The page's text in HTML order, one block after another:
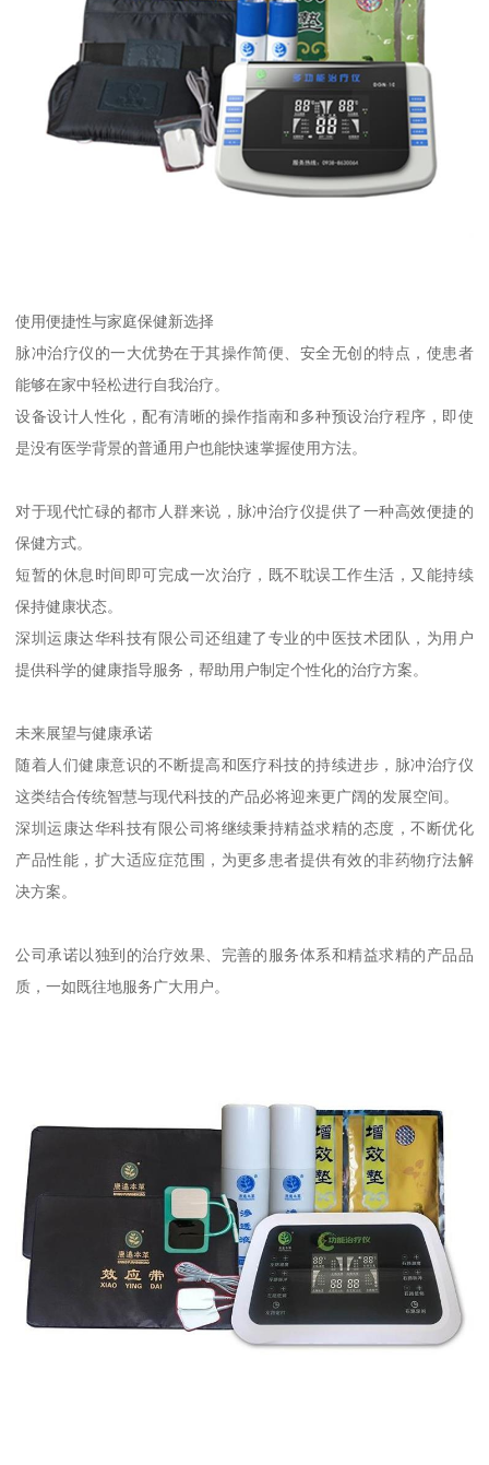
使用便捷性与家庭保健新选择
脉冲治疗仪的一大优势在于其操作简便、安全无创的特点，使患者
能够在家中轻松进行自我治疗。
设备设计人性化，配有清晰的操作指南和多种预设治疗程序，即使
是没有医学背景的普通用户也能快速掌握使用方法。
对于现代忙碌的都市人群来说，脉冲治疗仪提供了一种高效便捷的
保健方式。
短暂的休息时间即可完成一次治疗，既不耽误工作生活，又能持续
保持健康状态。
深圳运康达华科技有限公司还组建了专业的中医技术团队，为用户
提供科学的健康指导服务，帮助用户制定个性化的治疗方案。
未来展望与健康承诺
随着人们健康意识的不断提高和医疗科技的持续进步，脉冲治疗仪
这类结合传统智慧与现代科技的产品必将迎来更广阔的发展空间。
深圳运康达华科技有限公司将继续秉持精益求精的态度，不断优化
产品性能，扩大适应症范围，为更多患者提供有效的非药物疗法解
决方案。
公司承诺以独到的治疗效果、完善的服务体系和精益求精的产品品
质，一如既往地服务广大用户。